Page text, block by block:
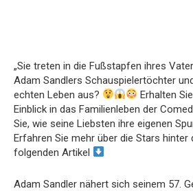
„Sie treten in die Fußstapfen ihres
Adam Sandlers Schauspielertöchter
echten Leben aus?
Erhalten
Einblick in das Familienleben der
Sie, wie seine Liebsten ihre eigenen
Erfahren Sie mehr über die Stars hinter
folgenden Artikel
Adam Sandler nähert sich seinem 57.